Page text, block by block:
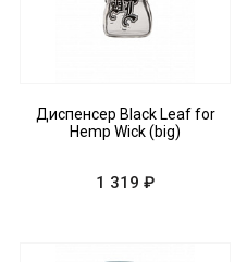
Диспенсер Black Leaf for
Hemp Wick (big)
1 319 ₽